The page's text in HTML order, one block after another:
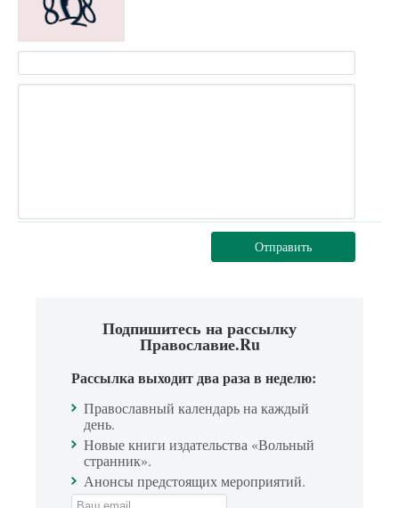
Отправить
Подпишитесь на рассылку
Православие.Ru
Рассылка выходит два раза в неделю:
Православный календарь на каждый
день.
Новые книги издательства «Вольный
странник».
Анонсы предстоящих мероприятий.